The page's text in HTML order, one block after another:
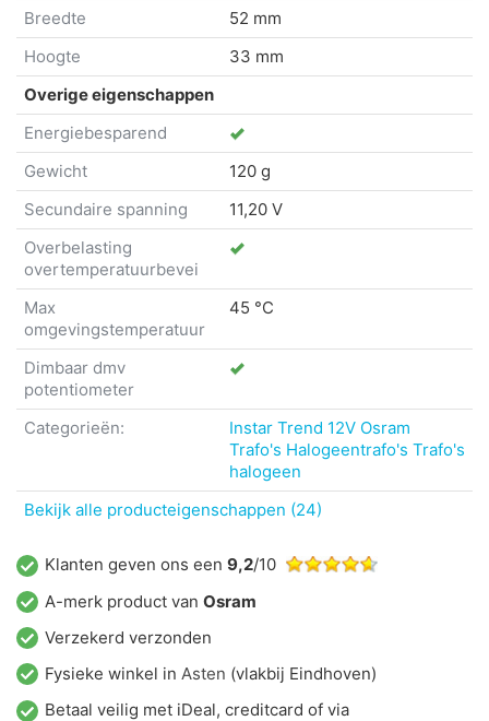
Breedte
52 mm
Hoogte
33 mm
Overige eigenschappen
Energiebesparend
Gewicht
120 g
Secundaire spanning
11,20 V
Overbelasting
overtemperatuurbevei
Max
omgevingstemperatuur
45 °C
Dimbaar dmv
potentiometer
Categorieën:
Instar Trend 12V Osram
Trafo's Halogeentrafo's Trafo's
halogeen
Bekijk alle producteigenschappen (24)
Klanten geven ons een 9,2/10
A-merk product van Osram
Verzekerd verzonden
Fysieke winkel in Asten (vlakbij Eindhoven)
Betaal veilig met iDeal, creditcard of via